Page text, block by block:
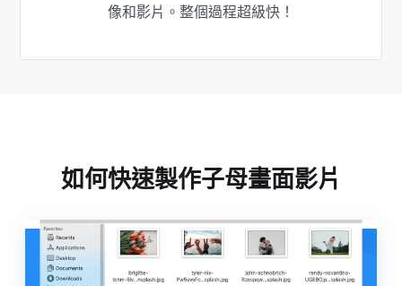
像和影片。整個過程超級快！
如何快速製作子母畫面影片